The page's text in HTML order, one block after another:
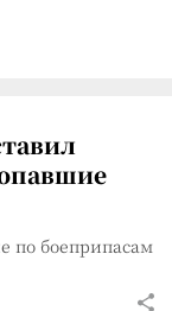
по боеприпасам